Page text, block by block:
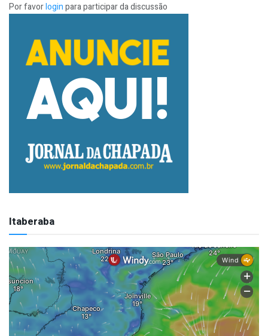
Por favorloginpara participar da discussão
Itaberaba